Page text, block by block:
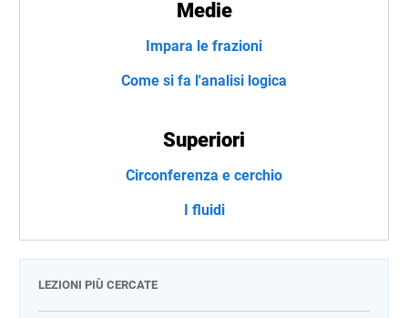
Medie
Impara le frazioni
Come si fa l'analisi logica
Superiori
Circonferenza e cerchio
I fluidi
LEZIONI PIÙ CERCATE